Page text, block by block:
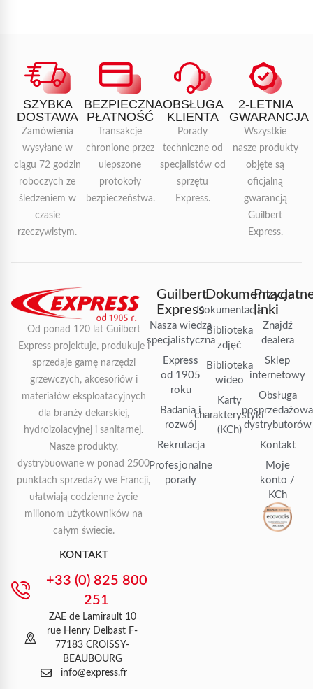
SZYBKA
DOSTAWA
Zamówienia
wysyłane w
ciągu 72 godzin
roboczych ze
śledzeniem w
czasie
rzeczywistym.
BEZPIECZNA
PŁATNOŚĆ
Transakcje
chronione przez
ulepszone
protokoły
bezpieczeństwa.
OBSŁUGA
KLIENTA
Porady
techniczne od
specjalistów od
sprzętu
Express.
2-LETNIA
GWARANCJA
Wszystkie
nasze produkty
objęte są
oficjalną
gwarancją
Guilbert
Express.
Od ponad 120 lat Guilbert
Express projektuje, produkuje i
sprzedaje gamę narzędzi
grzewczych, akcesoriów i
materiałów eksploatacyjnych
dla branży dekarskiej,
hydroizolacyjnej i sanitarnej.
Nasze produkty,
dystrybuowane w ponad 2500
punktach sprzedaży we Francji,
ułatwiają codzienne życie
milionom użytkowników na
całym świecie.
KONTAKT
+33 (0) 825 800
251
ZAE de Lamirault 10
rue Henry Delbast F-
77183 CROISSY-
BEAUBOURG
info@express.fr
Guilbert
Express
Nasza wiedza
specjalistyczna
Express
od 1905
roku
Badania i
rozwój
Rekrutacja
Profesjonalne
porady
Dokumentacja
Dokumentacja
Biblioteka
zdjęć
Biblioteka
wideo
Karty
charakterystyki
(KCh)
linki
Znajdź
dealera
Sklep
internetowy
Obsługa
posprzedażowa
dystrybutorów
Kontakt
Moje
konto /
KCh